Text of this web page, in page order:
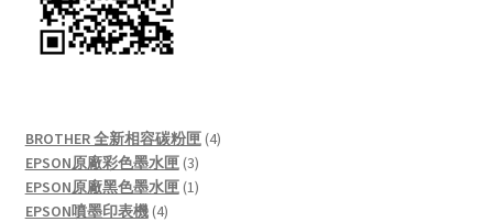
BROTHER 全新相容碳粉匣 44
EPSON原廠彩色墨水匣 33
products
EPSON原廠黑色墨水匣 11
EPSON噴墨印表機 44